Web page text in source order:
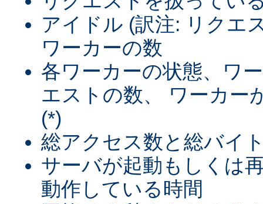
アイドル (訳注: リクエ
ワーカーの数
各ワーカーの状態、ワ
エストの数、 ワーカー
(*)
総アクセス数と総バイ
サーバが起動もしくは
動作している時間